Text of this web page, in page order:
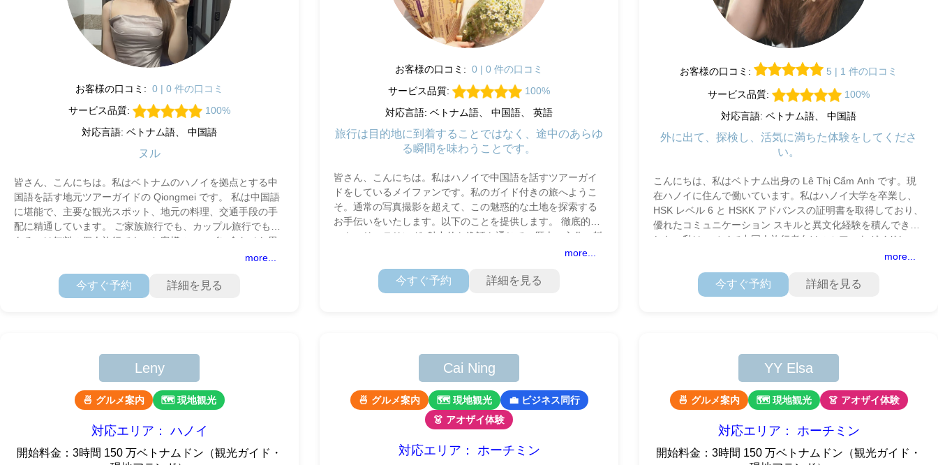
お客様の口コミ: 0 | 0 件の口コミ
サービス品質:
100%
対応言語: ベトナム語、 中国語
ヌル
皆さん、こんにちは。私はベトナムのハノイを拠点とする中
国語を話す地元ツアーガイドの Qiongmei です。 私は中国語
に堪能で、主要な観光スポット、地元の料理、交通手段の手
配に精通しています。 ご家族旅行でも、カップル旅行でも、
あるいは無料の個人旅行でも、お客様のニーズに合わせた思
more...
今すぐ予約 詳細を見る
お客様の口コミ: 0 | 0 件の口コミ
サービス品質:
100%
対応言語: ベトナム語、 中国語、 英語
旅行は目的地に到着することではなく、途中のあらゆ
る瞬間を味わうことです。
皆さん、こんにちは。私はハノイで中国語を話すツアーガイ
ドをしているメイファンです。私のガイド付きの旅へようこ
そ。通常の写真撮影を超えて、この魅惑的な土地を探索する
お手伝いをいたします。以下のことを提供します。 徹底的な
ストーリーテリング: 魅力的な逸話を通じて、歴史、文化、料
more...
今すぐ予約 詳細を見る
お客様の口コミ: 5 | 1 件の口コミ
サービス品質:
100%
対応言語: ベトナム語、 中国語
外に出て、探検し、活気に満ちた体験をしてくださ
い。
こんにちは、私はベトナム出身の Lê Thị Cẩm Anh です。現
在ハノイに住んで働いています。私はハノイ大学を卒業し、
HSK レベル 6 と HSKK アドバンスの証明書を取得しており、
優れたコミュニケーション スキルと異文化経験を積んできま
した。私はハノイで中国人旅行者向けのツアーをガイドし
more...
今すぐ予約 詳細を見る
Leny
🍜 グルメ案内 🗺 現地観光
対応エリア： ハノイ
開始料金：3時間 150 万ベトナムドン（観光ガイド・
Cai Ning
🍜 グルメ案内 🗺 現地観光
💼 ビジネス同行
👗 アオザイ体験
対応エリア： ホーチミン
YY Elsa
🍜 グルメ案内 🗺 現地観光 👗 アオザイ体験
対応エリア： ホーチミン
開始料金：3時間 150 万ベトナムドン（観光ガイド・